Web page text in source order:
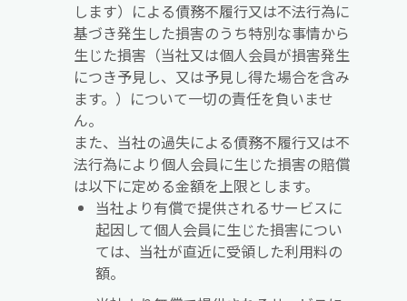
します）による債務不履行又は不法行為に
基づき発生した損害のうち特別な事情から
生じた損害（当社又は個人会員が損害発生
につき予見し、又は予見し得た場合を含み
ます。）について一切の責任を負いませ
ん。
また、当社の過失による債務不履行又は不
法行為により個人会員に生じた損害の賠償
は以下に定める金額を上限とします。
当社より有償で提供されるサービスに
起因して個人会員に生じた損害につい
ては、当社が直近に受領した利用料の
額。